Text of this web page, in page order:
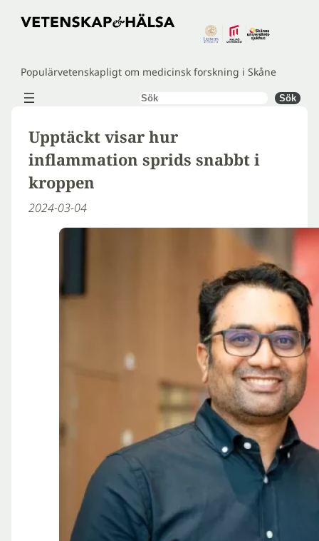
Hoppa
Populärvetenskapligt om medicinsk forskning i Skåne
Sök Sök
Upptäckt visar hur
inflammation sprids snabbt i
kroppen
2024-03-04